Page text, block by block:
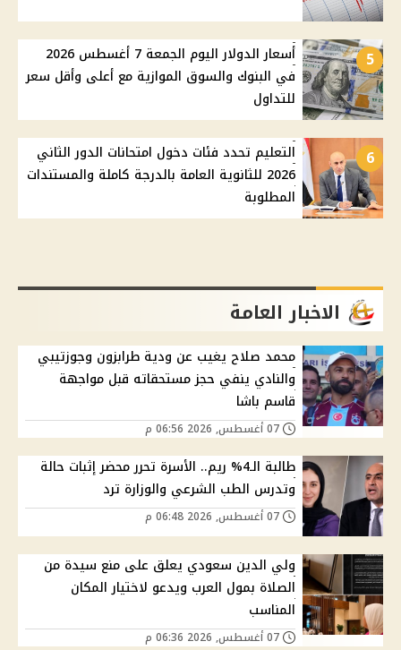
5
أسعار الدولار اليوم الجمعة 7 أغسطس 2026
في البنوك والسوق الموازية مع أعلى وأقل سعر
للتداول
6
التعليم تحدد فئات دخول امتحانات الدور الثاني
2026 للثانوية العامة بالدرجة كاملة والمستندات
المطلوبة
الاخبار العامة
محمد صلاح يغيب عن ودية طرابزون وجوزتيبي
والنادي ينفي حجز مستحقاته قبل مواجهة
قاسم باشا
طالبة الـ4% ريم.. الأسرة تحرر محضر إثبات حالة
وتدرس الطب الشرعي والوزارة ترد
ولي الدين سعودي يعلق على منع سيدة من
الصلاة بمول العرب ويدعو لاختيار المكان
المناسب